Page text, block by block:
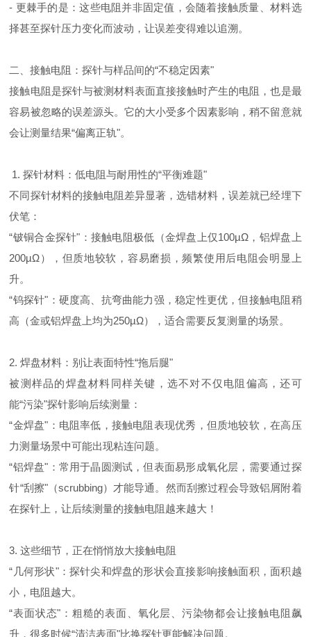
- 更棘手的是：这些电阻并非固定值，会随着接触质量、材料选
择甚至探针压力变化而波动，让误差变得难以追溯。
二、接触电阻：探针与样品间的“不稳定因素"
接触电阻是探针与被测材料表面直接接触时产生的电阻，也是最
容易被忽略的误差源头。它的大小受多个因素影响，稍不留意就
会让测量结果“偏离正轨"。
1. 探针材料：低电阻与耐用性的“平衡难题"
不同探针材料的接触电阻差异显著，选错材料，误差就已经埋下
伏笔：
“铍铜合金探针" ：接触电阻极低（金焊盘上仅100µΩ，铝焊盘上
200µΩ），但质地较软，容易磨损，频繁使用后电阻会明显上
升。
“钨探针" ：硬度高、抗弯曲能力强，稳定性更优，但接触电阻稍
高（金或铝焊盘上均为250µΩ），适合需要反复测量的场景。
2. 焊盘材料：别让表面特性“拖后腿"
被测样品的焊盘材料同样关键，选不对不仅电阻偏高，还可
能“污染"探针影响后续测量：
“金焊盘" ：电阻率低，接触电阻表现优秀，但质地较软，在高压
力测量场景中可能出现粘连问题。
“铝焊盘" ：常用于晶圆测试，但表面易形成氧化层，需要通过探
针“刮擦"（scrubbing）才能导通。然而刮擦过程会导致铝屑附着
在探针上，让后续测量的接触电阻越来越大！
3. 这些细节，正在悄悄放大接触电阻
“ 几何形状"：探针尖和焊盘的形状会直接影响接触面积，面积越
小，电阻越大。
“表面状态" ：粗糙的表面、氧化层、污染物都会让接触电阻飙
升，很多时候“清洁表面"比换探针更能解决问题。